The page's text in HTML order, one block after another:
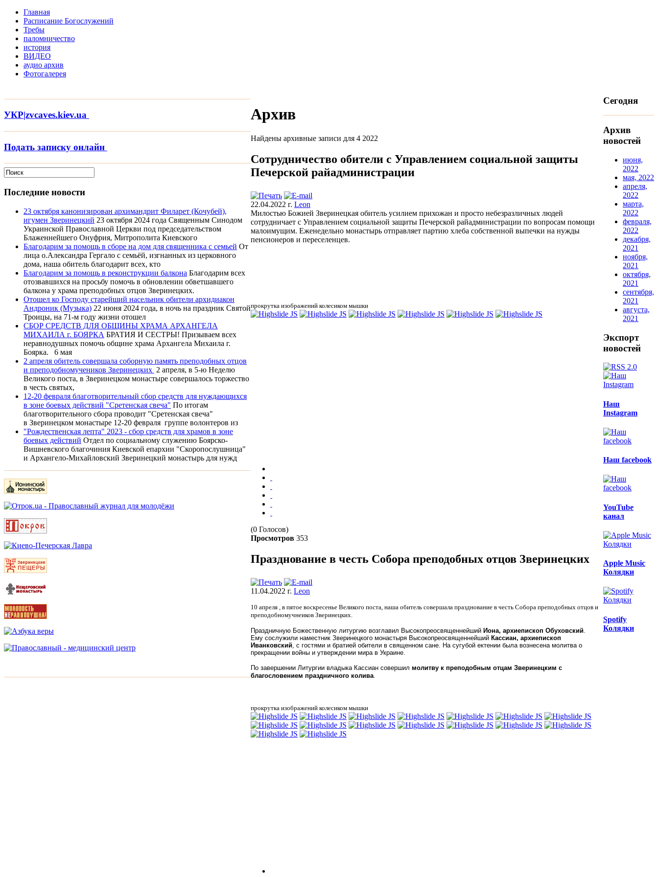
Главная
Расписание Богослужений
Требы
паломничество
история
ВИДЕО
аудио архив
Фотогалерея
УКР|zvcaves.kiev.ua
Подать записку онлайн
Последние новости
23 октября канонизирован архимандрит Филарет (Кочубей),
игумен Зверинецкий 23 октября 2024 года Священным Синодом
Украинской Православной Церкви под председательством
Блаженнейшего Онуфрия, Митрополита Киевского
Благодарим за помощь в сборе на дом для священника с семьей От
лица о.Александра Гергало с семьёй, изгнанных из церковного
дома, наша обитель благодарит всех, кто
Благодарим за помощь в реконструкции балкона Благодарим всех
отозвавшихся на просьбу помочь в обновлении обветшавшего
балкона у храма преподобных отцов Зверинецких.
Отошел ко Господу старейший насельник обители архидиакон
Андроник (Музыка) 22 июня 2024 года, в ночь на праздник Святой
Троицы, на 71-м году жизни отошел
СБОР СРЕДСТВ ДЛЯ ОБЩИНЫ ХРАМА АРХАНГЕЛА
МИХАИЛА г. БОЯРКА БРАТИЯ И СЕСТРЫ! Призываем всех
неравнодушных помочь общине храма Архангела Михаила г.
Боярка. 6 мая
2 апреля обитель совершала соборную память преподобных отцов
и преподобномучеников Зверинецких 2 апреля, в 5-ю Неделю
Великого поста, в Зверинецком монастыре совершалось торжество
в честь святых,
12-20 февраля благотворительный сбор средств для нуждающихся
в зоне боевых действий "Сретенская свеча" По итогам
благотворительного сбора проводит "Сретенская свеча"
в Зверинецком монастыре 12-20 февраля группе волонтеров из
"Рождественская лепта" 2023 - сбор средств для храмов в зоне
боевых действий Отдел по социальному служению Боярско-
Вишневского благочиния Киевской епархии "Скоропослушница"
и Архангело-Михайловский Зверинецкий монастырь для нужд
Архив
Найдены архивные записи для 4 2022
Сотрудничество обители с Управлением социальной защиты
Печерской райадминистрации
22.04.2022 г. Leon
Милостью Божией Зверинецкая обитель усилием прихожан и просто небезразличных людей
сотрудничает с Управлением социальной защиты Печерской райадминистрации по вопросам помощи
малоимущим. Еженедельно монастырь отправляет партию хлеба собственной выпечки на нужды
пенсионеров и переселенцев.
прокрутка изображений колесиком мышки
(0 Голосов)
Просмотров 353
Празднование в честь Собора преподобных отцов Зверинецких
11.04.2022 г. Leon
10 апреля , в пятое воскресенье Великого поста, наша обитель совершала празднование в честь Собора преподобных отцов и
преподобномучнеиков Зверинецких.
Праздничную Божественную литургию возглавил Высокопреосвященнейший Иона, архиепископ Обуховский
Ему сослужили наместник Зверинецкого монастыря Высокопреосвященнейший Кассиан, архиепископ
Иванковский , с гостями и братией обители в священном сане . На сугубой ектении была вознесена молитва о
прекращении войны и утверждении мира в Украине.
По завершении Литургии владыка Кассиан совершил молитву к преподобным отцам Зверинецким с
благословением праздничного колива
прокрутка изображений колесиком мышки
Сегодня
Архив
новостей
июня,
2022
мая, 2022
апреля,
2022
марта,
2022
февраля,
2022
декабря,
2021
ноября,
2021
октября,
2021
сентября,
2021
августа,
2021
Экспорт
новостей
Наш
Instagram
Наш facebook
YouTube
канал
Apple Music
Колядки
Spotify
Колядки